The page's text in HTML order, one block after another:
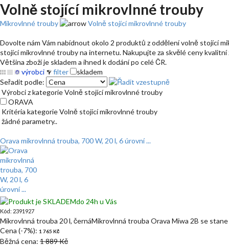
Volně stojící mikrovlnné trouby
Mikrovlnné trouby Volně stojící mikrovlnné trouby
Dovolte nám Vám nabídnout okolo 2 produktů z oddělení volně stojící
stojící mikrovlnné trouby na internetu. Nakupujte za skvělé ceny
Většina zboží je skladem a ihned k dodání po celé ČR.
výrobci
filter
skladem
Seřadit podle:
Výrobci z kategorie Volně stojící mikrovlnné trouby
ORAVA
Kritéria kategorie Volně stojící mikrovlnné trouby
žádné parametry..
Orava mikrovlnná trouba, 700 W, 20 l, 6 úrovní ...
do 24h u Vás
Kód: 2391927
Mikrovlnná trouba 20 l, černáMikrovlnná trouba Orava Miwa 2B se
Cena (-7%): 1 765 Kč
Běžná cena: 1 889 Kč